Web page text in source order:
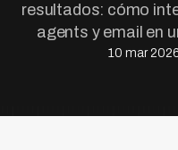
resultados: cómo
agents y email en
10 mar